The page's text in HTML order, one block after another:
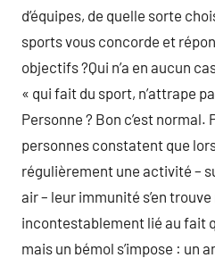
d’équipes, de quelle sorte
sports vous concorde et
objectifs ?Qui n’a en aucun
« qui fait du sport, n’attrape
Personne ? Bon c’est
personnes constatent que
régulièrement une activité –
air – leur immunité s’en
incontestablement lié au fait
mais un bémol s’impose : un